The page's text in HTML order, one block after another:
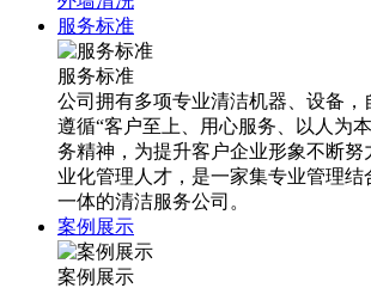
服务标准
服务标准
公司拥有多项专业清洁机器、设备，
遵循“客户至上、用心服务、以人为
务精神，为提升客户企业形象不断努
业化管理人才，是一家集专业管理结
一体的清洁服务公司。
案例展示
案例展示